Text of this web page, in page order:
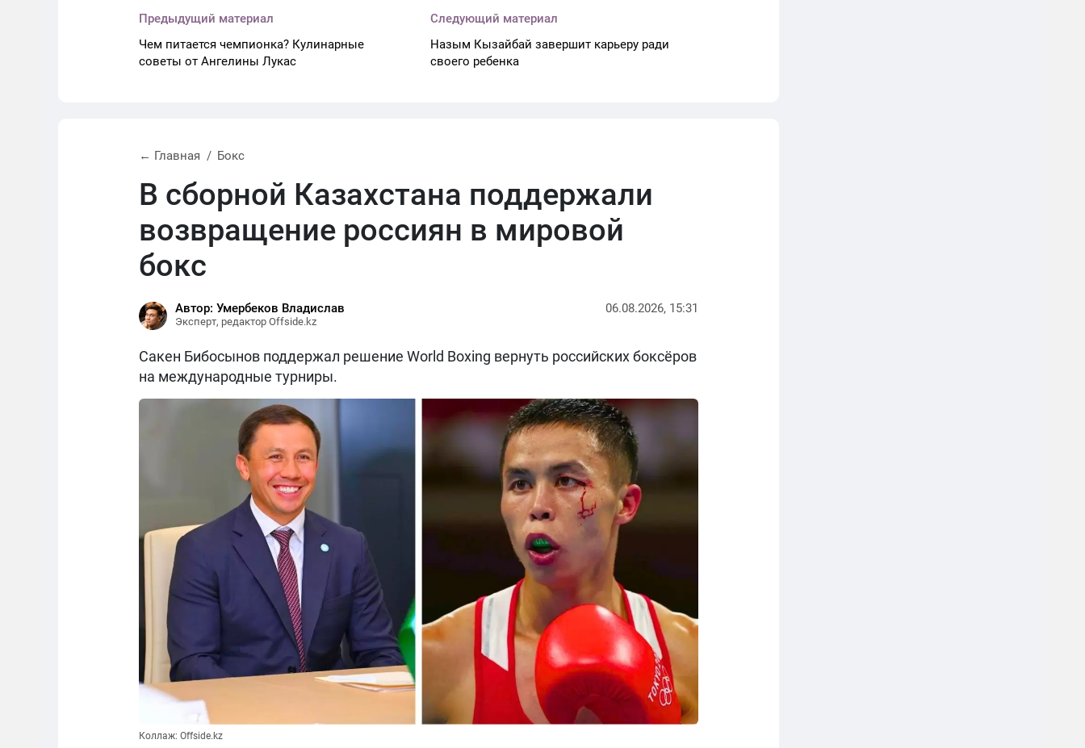
Предыдущий материал
Чем питается чемпионка? Кулинарные
советы от Ангелины Лукас
Следующий материал
Назым Кызайбай завершит карьеру ради
своего ребенка
← Главная Бокс
В сборной Казахстана поддержали
возвращение россиян в мировой
бокс
Автор: Умербеков Владислав
Эксперт, редактор Offside.kz
06.08.2026, 15:31
Сакен Бибосынов поддержал решение World Boxing вернуть российских боксёров
на международные турниры.
Коллаж: Offside.kz